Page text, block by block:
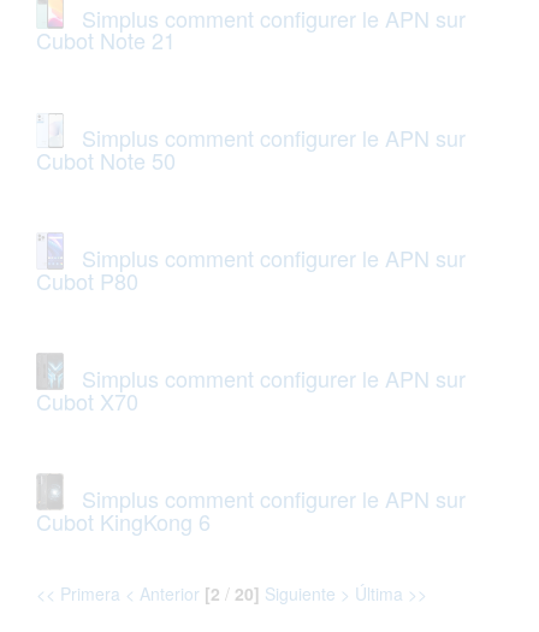
Simplus comment configurer le APN sur
Cubot Note 21
Simplus comment configurer le APN sur
Cubot Note 50
Simplus comment configurer le APN sur
Cubot P80
Simplus comment configurer le APN sur
Cubot X70
Simplus comment configurer le APN sur
Cubot KingKong 6
<< Primera < Anterior [2 / 20] Siguiente > Última >>